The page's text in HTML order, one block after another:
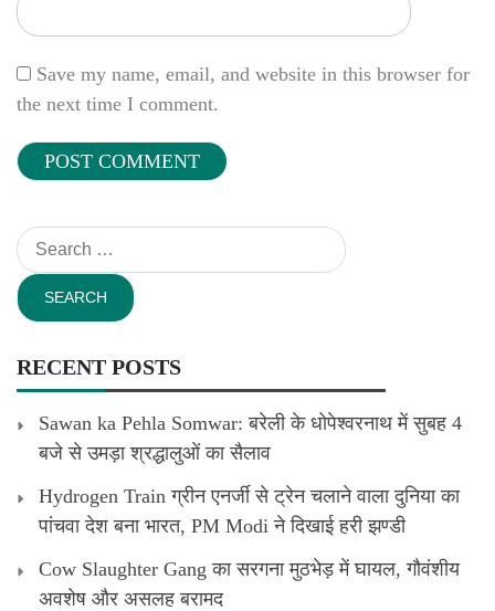
Save my name, email, and website in this browser for
the next time I comment.
Search
for:
RECENT POSTS
Sawan ka Pehla Somwar: बरेली के धोपेश्वरनाथ में सुबह 4
बजे से उमड़ा श्रद्धालुओं का सैलाव
Hydrogen Train ग्रीन एनर्जी से ट्रेन चलाने वाला दुनिया का
पांचवा देश बना भारत, PM Modi ने दिखाई हरी झण्डी
Cow Slaughter Gang का सरगना मुठभेड़ में घायल, गौवंशीय
अवशेष और असलह बरामद